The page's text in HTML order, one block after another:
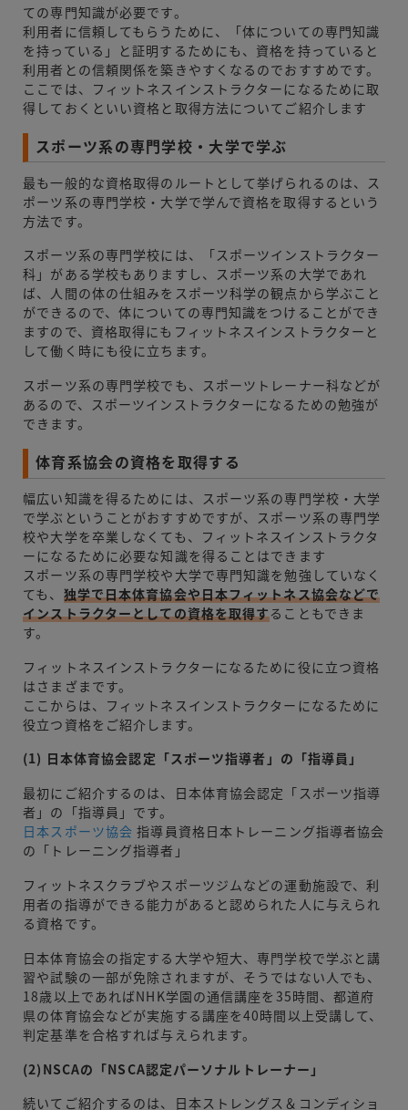
ての専門知識が必要です。
利用者に信頼してもらうために、「体についての専門知識
を持っている」と証明するためにも、資格を持っていると
利用者との信頼関係を築きやすくなるのでおすすめです。
ここでは、フィットネスインストラクターになるために取
得しておくといい資格と取得方法についてご紹介します
スポーツ系の専門学校・大学で学ぶ
最も一般的な資格取得のルートとして挙げられるのは、ス
ポーツ系の専門学校・大学で学んで資格を取得するという
方法です。
スポーツ系の専門学校には、「スポーツインストラクター
科」がある学校もありますし、スポーツ系の大学であれ
ば、人間の体の仕組みをスポーツ科学の観点から学ぶこと
ができるので、体についての専門知識をつけることができ
ますので、資格取得にもフィットネスインストラクターと
して働く時にも役に立ちます。
スポーツ系の専門学校でも、スポーツトレーナー科などが
あるので、スポーツインストラクターになるための勉強が
できます。
体育系協会の資格を取得する
幅広い知識を得るためには、スポーツ系の専門学校・大学
で学ぶということがおすすめですが、スポーツ系の専門学
校や大学を卒業しなくても、フィットネスインストラクタ
ーになるために必要な知識を得ることはできます
スポーツ系の専門学校や大学で専門知識を勉強していなく
ても、 独学で日本体育協会や日本フィットネス協会などで
インストラクターとしての資格を取得することもできま
す。
フィットネスインストラクターになるために役に立つ資格
はさまざまです。
ここからは、フィットネスインストラクターになるために
役立つ資格をご紹介します。
(1) 日本体育協会認定「スポーツ指導者」の「指導員」
最初にご紹介するのは、日本体育協会認定「スポーツ指導
者」の「指導員」です。
日本スポーツ協会 指導員資格日本トレーニング指導者協会
の「トレーニング指導者」
フィットネスクラブやスポーツジムなどの運動施設で、利
用者の指導ができる能力があると認められた人に与えられ
る資格です。
日本体育協会の指定する大学や短大、専門学校で学ぶと講
習や試験の一部が免除されますが、そうではない人でも、
18歳以上であればNHK学園の通信講座を35時間、都道府
県の体育協会などが実施する講座を40時間以上受講して、
判定基準を合格すれば与えられます。
(2)NSCAの「NSCA認定パーソナルトレーナー」
続いてご紹介するのは、日本ストレングス＆コンディショ